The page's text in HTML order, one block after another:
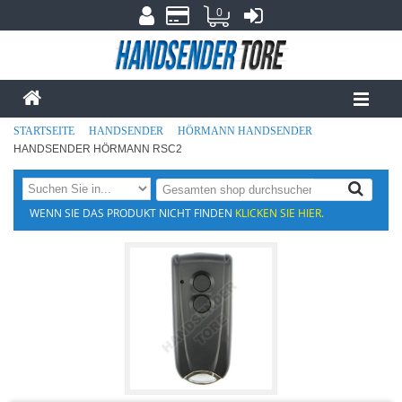
0
STARTSEITE HANDSENDER
HÖRMANN HANDSENDER
HANDSENDER HÖRMANN RSC2
WENN SIE DAS PRODUKT NICHT FINDEN KLICKEN SIE HIER.